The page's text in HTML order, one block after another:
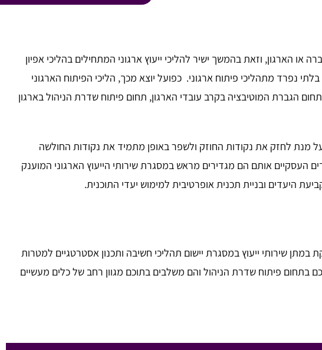
הארגון, וזאת בהמשך ישיר להליכי ייעוץ ארגוני המתחילים בהליכי אפיון
נפרד מתהליכי פיתוח ארגוני. כפועל יוצא מכך, הליכי הפיתוח הארגוני
הגברת המוטיבציה בקרב עובדי הארגון, תחום פיתוח שדרת הניהול בארגון
על מנת לחזק את נקודות החוזק ולשפר באופן מתמיד את נקודות החולשה
העסקיים אותם הם מגדירים מראש במסגרת שירותי הייעוץ הארגוני המוענק
היעדים ובניית תכנית אופרטיבית למימוש יעדי התוכנית.
שירותי ייעוץ במסגרת יישום תהליכי חשיבה ותכנון אסטרטגיים למטרות
בתחום פיתוח שדרת הניהול והם משלבים בתוכם מגוון רחב של כלים מעשיים